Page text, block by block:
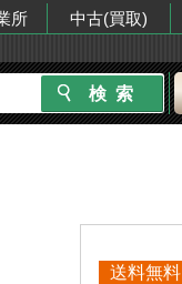
所 中古(買取)
送料無料